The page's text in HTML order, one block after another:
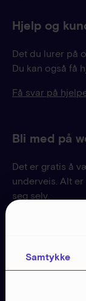
Samtykke
Hjelp og
Det du lurer på
Du kan også få
Få svar på
Bli med på
Det er gratis å
underveis. Alt
seg selv.
Nyttig